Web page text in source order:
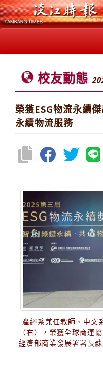
校友動態
榮獲ESG物流永續
永續物流服務
產經系兼任教師、中文
（右），榮獲全球商運
經濟部商業發展署署長